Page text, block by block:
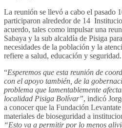
La reunión se llevó a cabo el pasado
participaron alrededor de 14
acuerdo, tales como impulsar una
Sabaya y la sub alcaldía de Pisiga
necesidades de la población y la
refiere a salud, educación y seguridad.
“Esperemos que esta reunión de
con el apoyo también, de la
problema que lamentablemente
localidad Pisiga Bolívar”, indicó
a conocer que la Fundación
materiales de bioseguridad a
“Esto va a permitir por lo menos